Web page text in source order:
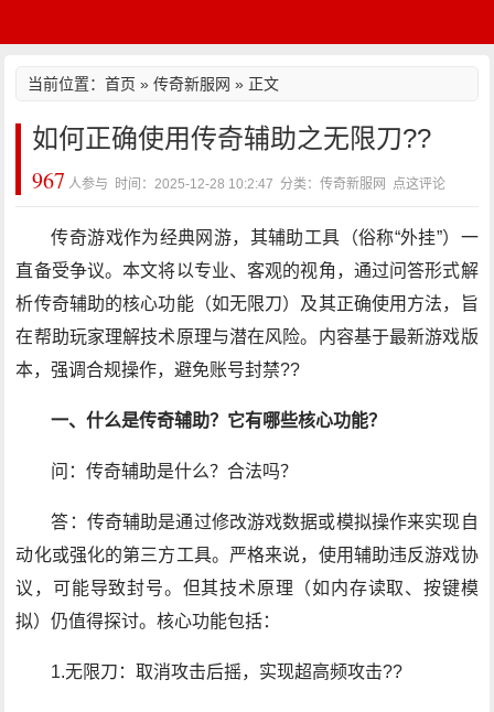
当前位置：首页 »传奇新服网 » 正文
如何正确使用传奇辅助之无限刀??
967 人参与 时间：2025-12-28 10:2:47 分类：传奇新服网 点这评论
传奇游戏作为经典网游，其辅助工具（俗称“外挂”）一
直备受争议。本文将以专业、客观的视角，通过问答形式解
析传奇辅助的核心功能（如无限刀）及其正确使用方法，旨
在帮助玩家理解技术原理与潜在风险。内容基于最新游戏版
本，强调合规操作，避免账号封禁??
一、什么是传奇辅助？它有哪些核心功能？
问：传奇辅助是什么？合法吗？
答：传奇辅助是通过修改游戏数据或模拟操作来实现自
动化或强化的第三方工具。严格来说，使用辅助违反游戏协
议，可能导致封号。但其技术原理（如内存读取、按键模
拟）仍值得探讨。核心功能包括：
1.无限刀：取消攻击后摇，实现超高频攻击??